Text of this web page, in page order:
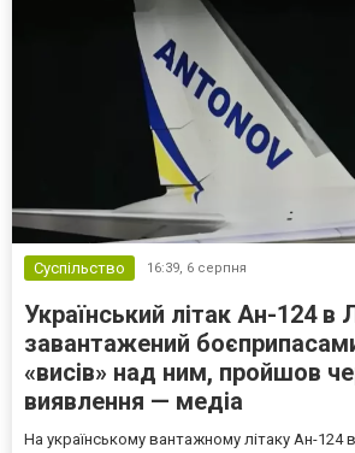
Суспільство 16:39, 6 серпня
Український літак Ан-124 в
завантажений
«висів» над ним, пройшов
виявлення — медіа
На українському вантажному літаку Ан-124